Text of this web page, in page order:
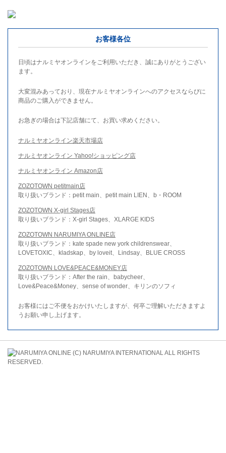
お客様各位
日頃はナルミヤオンラインをご利用いただき、誠にありがとうござい
ます。
大変混みあっており、現在ナルミヤオンラインへのアクセスならびに
商品のご購入ができません。
お急ぎの場合は下記店舗にて、お買い求めください。
ナルミヤオンライン楽天市場店
ナルミヤオンライン Yahoo!ショッピング店
ナルミヤオンライン Amazon店
ZOZOTOWN petitmain店
取り扱いブランド：petit main、petit main LIEN、b・ROOM
ZOZOTOWN X-girl Stages店
取り扱いブランド：X-girl Stages、XLARGE KIDS
ZOZOTOWN NARUMIYA ONLINE店
取り扱いブランド：kate spade new york childrenswear、
LOVETOXIC、kladskap、by loveit、Lindsay、BLUE CROSS
ZOZOTOWN LOVE&PEACE&MONEY店
取り扱いブランド：After the rain、babycheer、
Love&Peace&Money、sense of wonder、キリンのソフィ
お客様にはご不便をおかけいたしますが、何卒ご理解いただきますよ
うお願い申し上げます。